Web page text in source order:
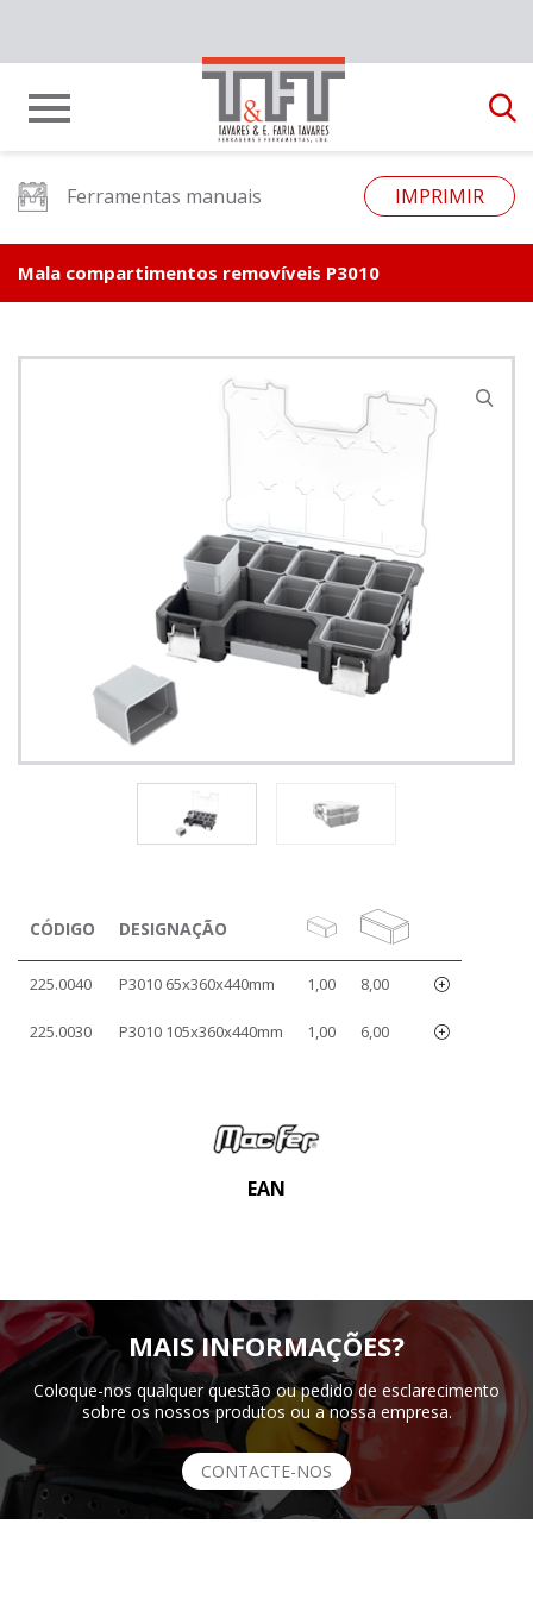
Ferramentas manuais IMPRIMIR
Mala compartimentos removíveis P3010
CÓDIGO DESIGNAÇÃO
225.0040 P3010 65x360x440mm 1,00 8,00
225.0030 P3010 105x360x440mm 1,00 6,00
EAN
MAIS INFORMAÇÕES?
Coloque-nos qualquer questão ou pedido de esclarecimento
sobre os nossos produtos ou a nossa empresa.
CONTACTE-NOS